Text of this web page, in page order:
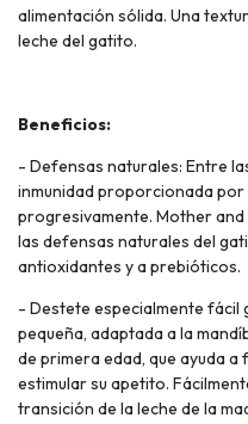
alimentación sólida. Una
leche del gatito.
Beneficios:
- Defensas naturales: Entre
inmunidad proporcionada por
progresivamente. Mother
las defensas naturales del
antioxidantes y a prebióticos.
- Destete especialmente fácil
pequeña, adaptada a la
de primera edad, que ayuda
estimular su apetito.
transición de la leche de la